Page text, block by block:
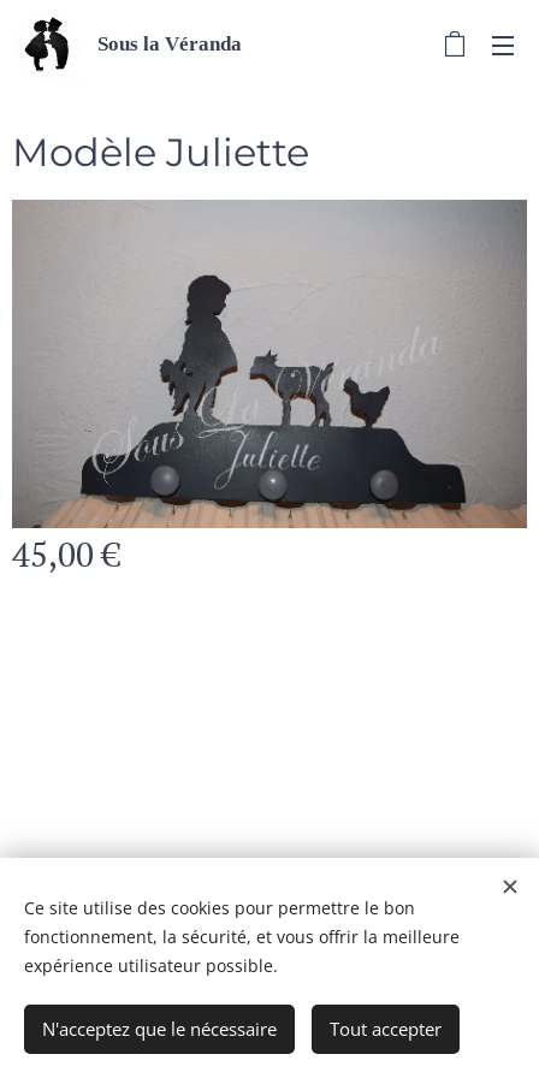
Sous la Véranda
Modèle Juliette
45,00€
Ajouter au panier
© 2024 Tous droits réservés
Optimisé parWebnode Cookies
Ce site utilise des cookies pour permettre le bon
fonctionnement, la sécurité, et vous offrir la meilleure
expérience utilisateur possible.
N'acceptez que le nécessaire Tout accepter